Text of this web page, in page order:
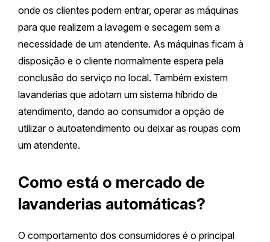
onde os clientes podem entrar, operar as máquinas
para que realizem a lavagem e secagem sem a
necessidade de um atendente. As máquinas ficam à
disposição e o cliente normalmente espera pela
conclusão do serviço no local. Também existem
lavanderias que adotam um sistema híbrido de
atendimento, dando ao consumidor a opção de
utilizar o autoatendimento ou deixar as roupas com
um atendente.
Como está o mercado de
lavanderias automáticas?
O comportamento dos consumidores é o principal